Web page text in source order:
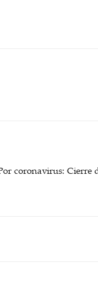
coronavirus: Cierre